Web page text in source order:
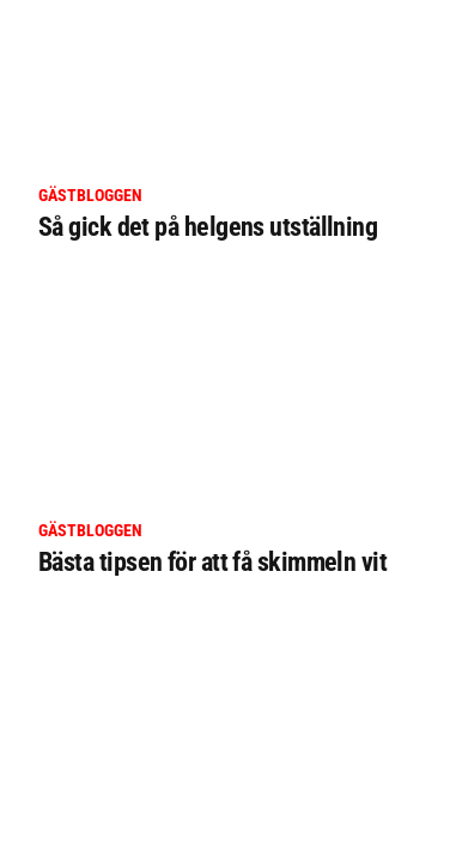
GÄSTBLOGGEN
Så gick det på helgens utställning
GÄSTBLOGGEN
Bästa tipsen för att få skimmeln vit